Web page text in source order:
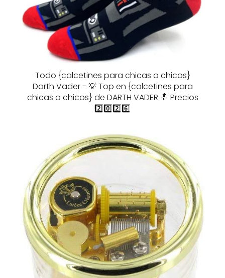
Todo {calcetines para chicas o chicos}
Darth Vader - 💡 Top en {calcetines para
chicas o chicos} de DARTH VADER 🔝 Precios
2️⃣0️⃣2️⃣6️⃣